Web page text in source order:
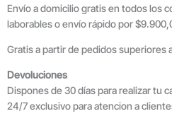
Envío a domicilio gratis en todos los
laborables o envío rápido por
Gratis a partir de pedidos superiores
Devoluciones
Dispones de 30 días para realizar tu
24/7 exclusivo para atencion a